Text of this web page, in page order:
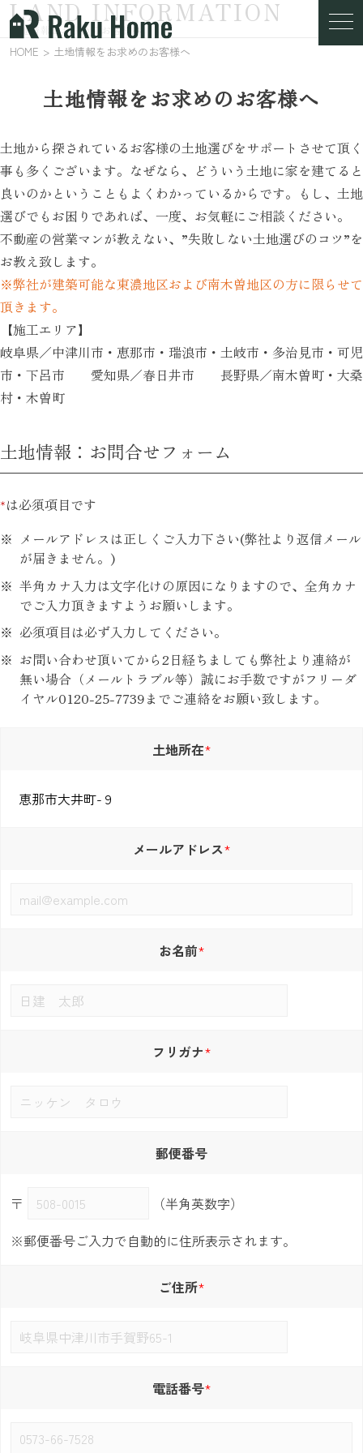
土地情報をお求めのお客様へ
LAND INFORMATION
HOME 土地情報をお求めのお客様へ
土地情報をお求めのお客様へ
土地から探されているお客様の土地選びをサポートさせて頂く
事も多くございます。なぜなら、どういう土地に家を建てると
良いのかということもよくわかっているからです。もし、土地
選びでもお困りであれば、一度、お気軽にご相談ください。
不動産の営業マンが教えない、”失敗しない土地選びのコツ”を
お教え致します。
※弊社が建築可能な東濃地区および南木曽地区の方に限らせて
頂きます。
【施工エリア】
岐阜県／中津川市・恵那市・瑞浪市・土岐市・多治見市・可児
市・下呂市 愛知県／春日井市 長野県／南木曽町・大桑
村・木曽町
土地情報：お問合せフォーム
*は必須項目です
メールアドレスは正しくご入力下さい(弊社より返信メール
が届きません。)
半角カナ入力は文字化けの原因になりますので、全角カナ
でご入力頂きますようお願いします。
必須項目は必ず入力してください。
お問い合わせ頂いてから2日経ちましても弊社より連絡が
無い場合（メールトラブル等）誠にお手数ですがフリーダ
イヤル0120-25-7739までご連絡をお願い致します。
土地所在
メールアドレス
お名前
フリガナ
郵便番号
〒
（半角英数字）
※郵便番号ご入力で自動的に住所表示されます。
ご住所
電話番号